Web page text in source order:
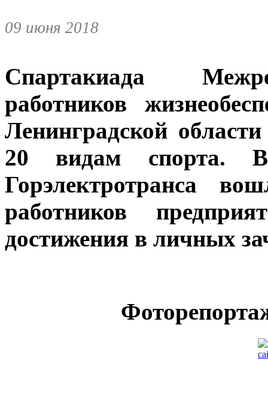
09 июня 2018
Спартакиада
работников
Ленинградской
20 видам спорта.
Горэлектротранса
работников
достижения в личных